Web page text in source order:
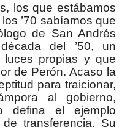
los que estábamos
’70 sabíamos que
de San Andrés
del ’50, un
luces propias y que
de Perón. Acaso la
para traicionar,
al gobierno,
defina el ejemplo
transferencia. Su